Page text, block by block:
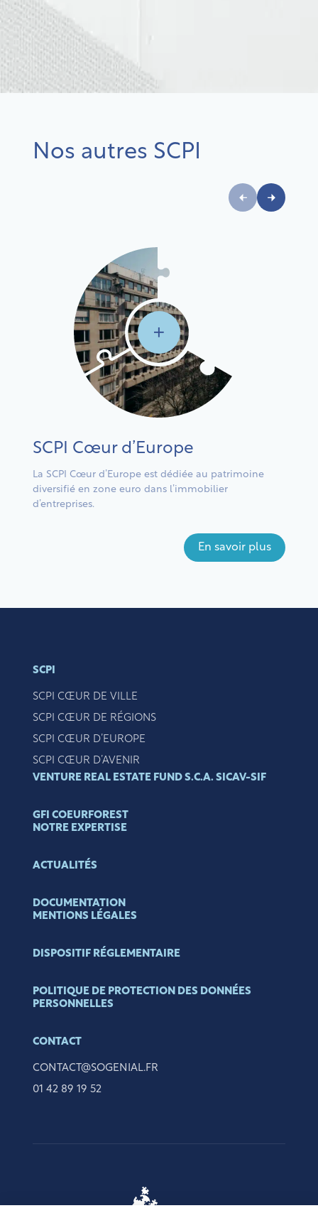
Nos autres SCPI
SCPI Cœur d’Europe
La SCPI Cœur d’Europe est dédiée au patrimoine
diversifié en zone euro dans l’immobilier
d’entreprises.
En savoir plus
SCPI
SCPI CŒUR DE VILLE
SCPI CŒUR DE RÉGIONS
SCPI CŒUR D’EUROPE
SCPI CŒUR D’AVENIR
VENTURE REAL ESTATE FUND S.C.A. SICAV-SIF
GFI COEURFOREST
NOTRE EXPERTISE
ACTUALITÉS
DOCUMENTATION
MENTIONS LÉGALES
DISPOSITIF RÉGLEMENTAIRE
POLITIQUE DE PROTECTION DES DONNÉES
PERSONNELLES
CONTACT
CONTACT@SOGENIAL.FR
01 42 89 19 52